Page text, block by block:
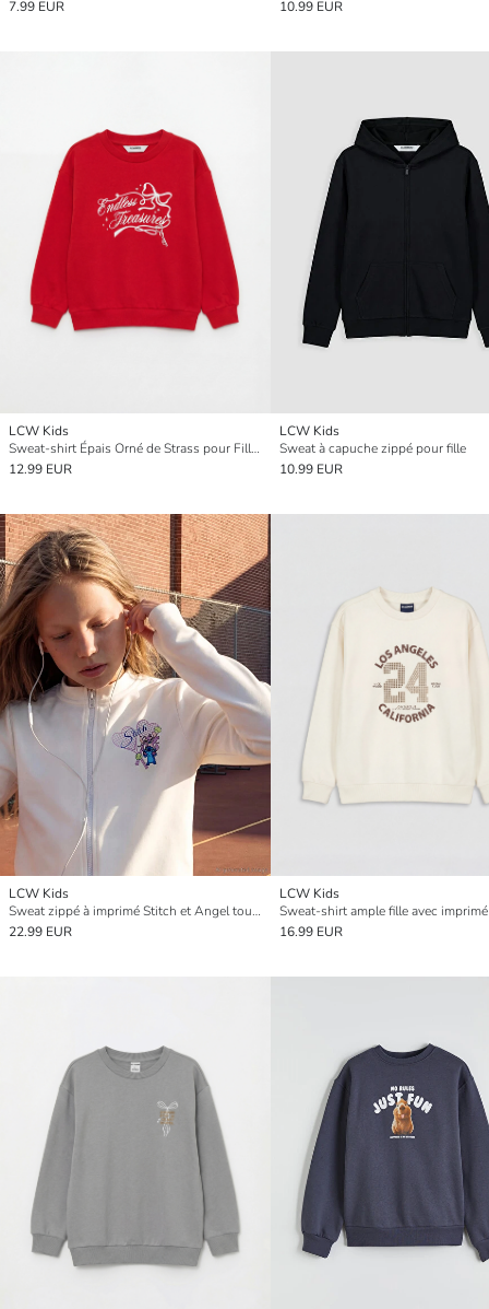
7.99 EUR 10.99 EUR
LCW Kids
Sweat-shirt Épais Orné de Strass pour Filles à Col Rond
12.99 EUR
LCW Kids
Sweat à capuche zippé pour fille
10.99 EUR
LCW Kids
Sweat zippé à imprimé Stitch et Angel toucher doux pour fille
22.99 EUR
LCW Kids
16.99 EUR